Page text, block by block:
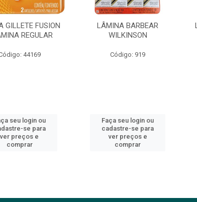
GILLETE FUSION
REGULAR
44169
seu login ou
se para
ver preços e
comprar
LÂMINA BARBEAR
WILKINSON
Código: 919
Faça seu login ou
cadastre-se para
ver preços e
comprar